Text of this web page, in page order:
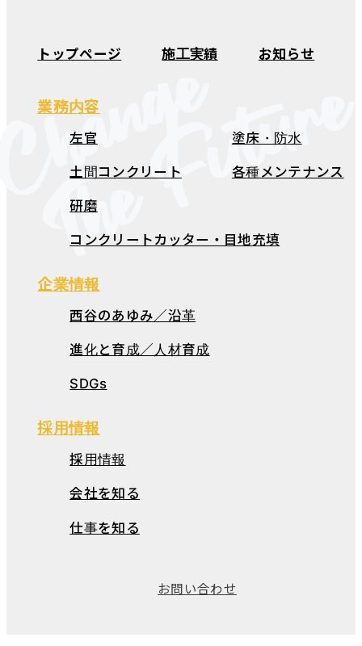
The
トップページ 施工実績 お知らせ
業務内容
左官
土間コンクリート
研磨
コンクリートカッター・目地充填
塗床・防水
各種メンテナンス
企業情報
西谷のあゆみ／沿革
進化と育成／人材育成
SDGs
採用情報
採用情報
会社を知る
仕事を知る
お問い合わせ